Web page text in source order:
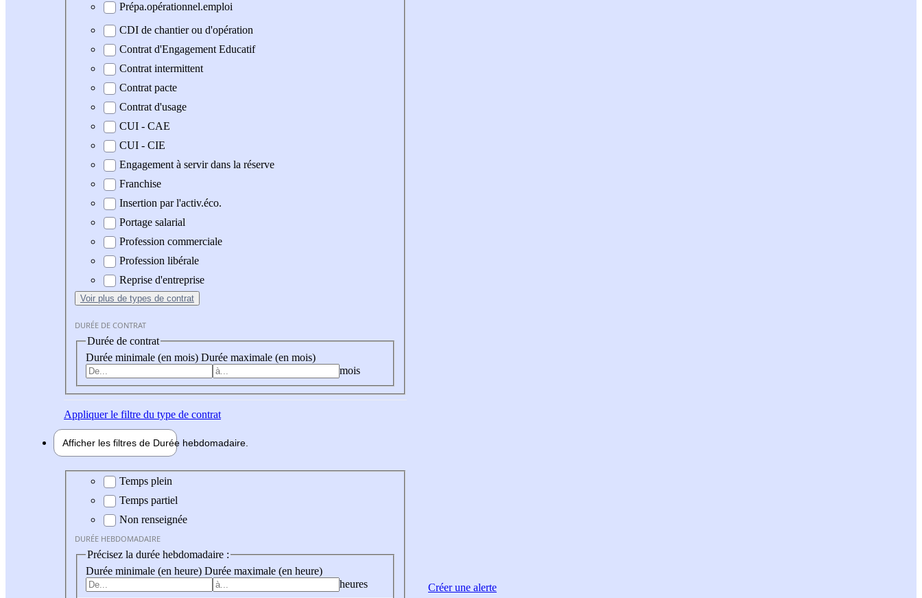
Prépa.opérationnel.emploi
CDI de chantier ou d'opération
Contrat d'Engagement Educatif
Contrat intermittent
Contrat pacte
Contrat d'usage
CUI - CAE
CUI - CIE
Engagement à servir dans la réserve
Franchise
Insertion par l'activ.éco.
Portage salarial
Profession commerciale
Profession libérale
Reprise d'entreprise
Voir plus de types de contrat
DURÉE DE CONTRAT
Durée de contrat
Durée minimale (en mois) Durée maximale (en mois)
mois
Appliquerle filtre du type de contrat
Afficher les filtres de Durée hebdomadaire
Durée hebdomadaire
Temps plein
Temps partiel
Non renseignée
DURÉE HEBDOMADAIRE
Précisez la durée hebdomadaire :
Durée minimale (en heure) Durée maximale (en heure)
heures
Créer une alerte